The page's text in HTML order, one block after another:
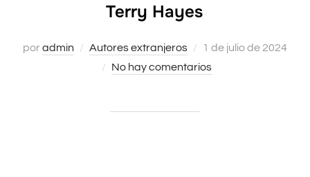
Terry Hayes
poradmin Autores extranjeros
Publicado
el
1 de julio de 2024
No hay comentarios